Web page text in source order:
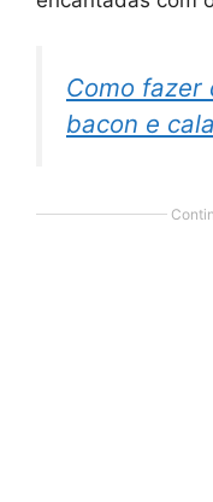
Como fazer
bacon e